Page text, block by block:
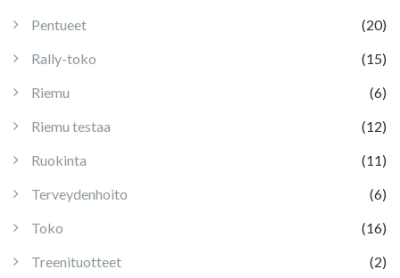
Pentueet
(20)
Rally-toko
(15)
Riemu
(6)
Riemu testaa
(12)
Ruokinta
(11)
Terveydenhoito
(6)
Toko
(16)
Treenituotteet
(2)